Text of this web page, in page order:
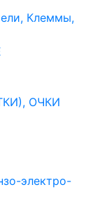
Клеммы,
ОЧКИ
электро-